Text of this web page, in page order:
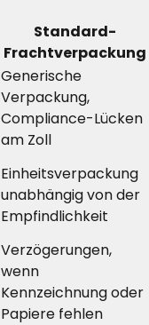
Standard-
Frachtverpackung
Generische
Verpackung,
Compliance-Lücken
am Zoll
Einheitsverpackung
unabhängig von der
Empfindlichkeit
Verzögerungen,
wenn
Kennzeichnung oder
Papiere fehlen